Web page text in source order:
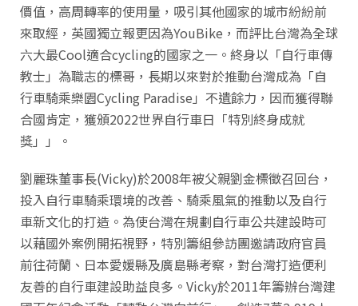
價值，高周轉率的使用量，吸引其他國家的城市紛紛前
來取經，英國獨立報更因為YouBike，而評比台灣為全球
六大最Cool適合cycling的國家之一。終身以「自行車傳
教士」為職志的標哥，長期以來對於推動台灣成為「自
行車騎乘樂園Cycling Paradise」不遺餘力，因而獲得聯
合國肯定，獲頒2022世界自行車日「特別終身成就
獎」」。
劉麗珠董事長(Vicky)於2008年被父親劉金標徵召回台，
投入自行車騎乘環境的改善、騎乘風氣的推動以及自行
車新文化的打造。為使台灣在規劃自行車公共建設時可
以藉國外案例開拓視野，特別籌組參訪團邀請政府官員
前往荷蘭、日本愛媛縣及廣島縣考察，對台灣打造便利
友善的自行車建設助益良多。Vicky於2011年籌辦台灣建